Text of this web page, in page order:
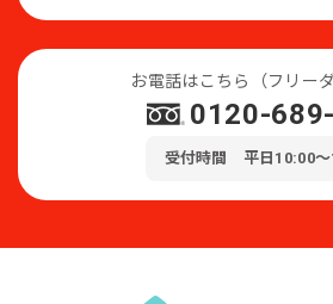
お電話はこちら（フリーダ
0120-
受付時間 平日10:00～